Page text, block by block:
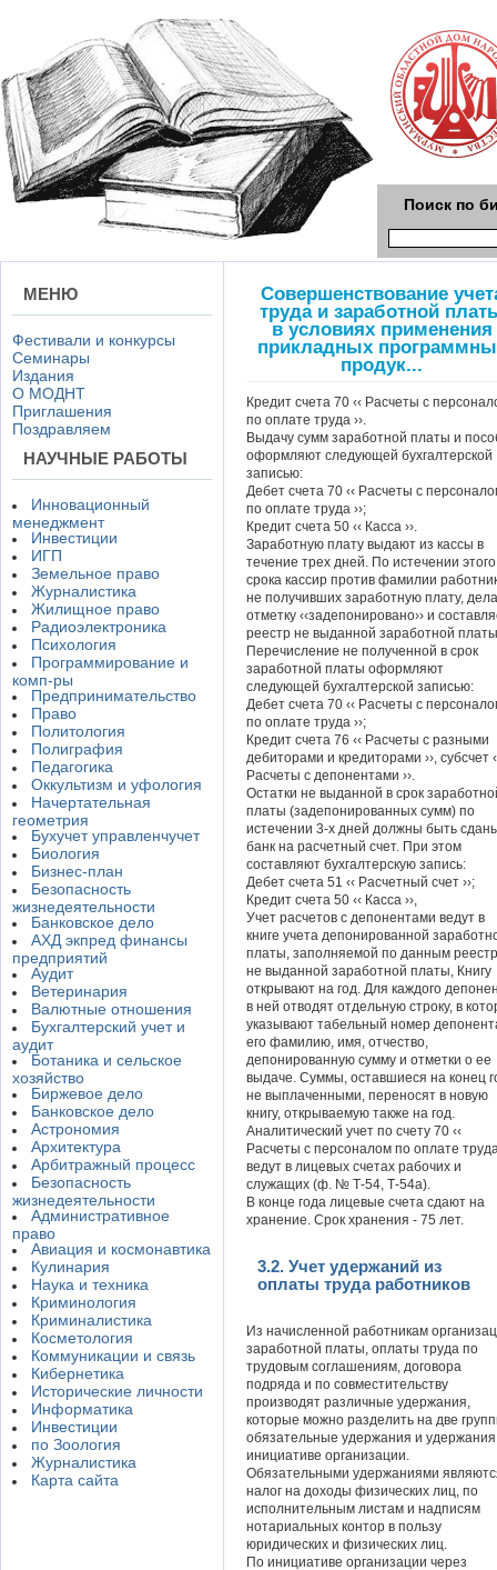
Поиск по
МЕНЮ
Фестивали и конкурсы
Семинары
Издания
О МОДНТ
Приглашения
Поздравляем
НАУЧНЫЕ РАБОТЫ
Инновационный
менеджмент
Инвестиции
ИГП
Земельное право
Журналистика
Жилищное право
Радиоэлектроника
Психология
Программирование и
комп-ры
Предпринимательство
Право
Политология
Полиграфия
Педагогика
Оккультизм и уфология
Начертательная
геометрия
Бухучет управленчучет
Биология
Бизнес-план
Безопасность
жизнедеятельности
Банковское дело
АХД экпред финансы
предприятий
Аудит
Ветеринария
Валютные отношения
Бухгалтерский учет и
аудит
Ботаника и сельское
хозяйство
Биржевое дело
Банковское дело
Астрономия
Архитектура
Арбитражный процесс
Безопасность
жизнедеятельности
Административное
право
Авиация и космонавтика
Кулинария
Наука и техника
Криминология
Криминалистика
Косметология
Коммуникации и связь
Кибернетика
Исторические личности
Информатика
Инвестиции
по Зоология
Журналистика
Карта сайта
Совершенствование
труда и заработной
в условиях применения
прикладных
продук...
Кредит счета 70 ‹‹ Расчеты с
по оплате труда ››.
Выдачу сумм заработной платы и
оформляют следующей бухгалтерской
записью:
Дебет счета 70 ‹‹ Расчеты с
по оплате труда ››;
Кредит счета 50 ‹‹ Касса ››.
Заработную плату выдают из кассы в
течение трех дней. По истечении этого
срока кассир против фамилии
не получивших заработную плату,
отметку ‹‹задепонировано›› и
реестр не выданной заработной
Перечисление не полученной в срок
заработной платы оформляют
следующей бухгалтерской записью:
Дебет счета 70 ‹‹ Расчеты с
по оплате труда ››;
Кредит счета 76 ‹‹ Расчеты с разными
дебиторами и кредиторами ››, субсчет
Расчеты с депонентами ››.
Остатки не выданной в срок
платы (задепонированных сумм) по
истечении 3-х дней должны быть
банк на расчетный счет. При этом
составляют бухгалтерскую запись:
Дебет счета 51 ‹‹ Расчетный счет ››;
Кредит счета 50 ‹‹ Касса ››,
Учет расчетов с депонентами ведут в
книге учета депонированной
платы, заполняемой по данным
не выданной заработной платы, Книгу
открывают на год. Для каждого
в ней отводят отдельную строку, в
указывают табельный номер
его фамилию, имя, отчество,
депонированную сумму и отметки о ее
выдаче. Суммы, оставшиеся на конец
не выплаченными, переносят в новую
книгу, открываемую также на год.
Аналитический учет по счету 70 ‹‹
Расчеты с персоналом по оплате труда
ведут в лицевых счетах рабочих и
служащих (ф. № Т-54, Т-54а).
В конце года лицевые счета сдают на
хранение. Срок хранения - 75 лет.
3.2. Учет удержаний из
оплаты труда работников
Из начисленной работникам
заработной платы, оплаты труда по
трудовым соглашениям, договора
подряда и по совместительству
производят различные удержания,
которые можно разделить на две
обязательные удержания и
инициативе организации.
Обязательными удержаниями
налог на доходы физических лиц, по
исполнительным листам и надписям
нотариальных контор в пользу
юридических и физических лиц.
По инициативе организации через